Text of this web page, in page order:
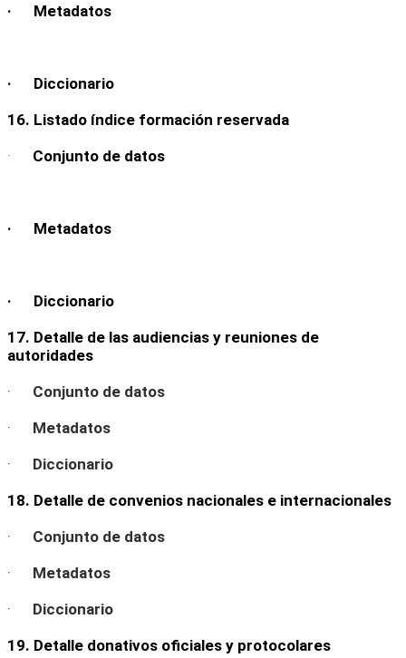
· Metadatos
· Diccionario
16. Listado índice formación reservada
· Conjunto de datos
· Metadatos
· Diccionario
17. Detalle de las audiencias y reuniones de
autoridades
· Conjunto de datos
· Metadatos
· Diccionario
18. Detalle de convenios nacionales e internacionales
· Conjunto de datos
· Metadatos
· Diccionario
19. Detalle donativos oficiales y protocolares